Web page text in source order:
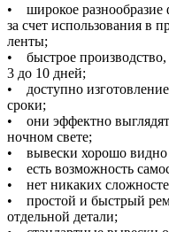
• широкое разнообразие
за счет использования в
ленты;
• быстрое производство,
3 до 10 дней;
• доступно
сроки;
• они эффектно
ночном свете;
• вывески хорошо видно
• есть возможность
• нет никаких
• простой и быстрый
отдельной детали;